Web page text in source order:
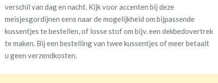
verschil van dag en nacht. Kijk voor accenten bij deze
meisjesgordijnen eens naar de mogelijkheid om bijpassende
kussentjes te bestellen, of losse stof om bijv. een dekbedovertrek
te maken. Bij een bestelling van twee kussentjes of meer betaalt
u geen verzendkosten.